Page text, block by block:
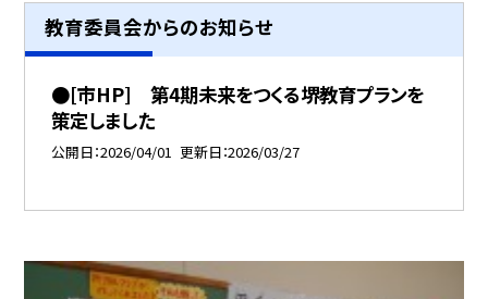
教育委員会からのお知らせ
●[市HP] 第4期未来をつくる堺教育プランを
策定しました
公開日 2026/04/01 更新日 2026/03/27